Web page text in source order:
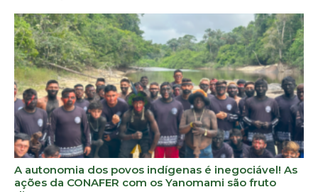
A autonomia dos povos indígenas é inegociável! As
ações da CONAFER com os Yanomami são fruto